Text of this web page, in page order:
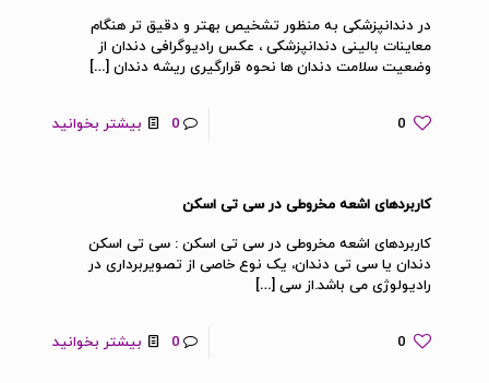
در دندانپزشکی به منظور تشخیص بهتر و دقیق تر هنگام
معاینات بالینی دندانپزشکی ، عکس رادیوگرافی دندان از
وضعیت سلامت دندان ها نحوه قرارگیری ریشه دندان […]
0
0 بیشتر بخوانید
کاربردهای اشعه مخروطی در سی تی اسکن
کاربردهای اشعه مخروطی در سی تی اسکن : سی تی اسکن
دندان یا سی تی دندان، یک نوع خاصی از تصویربرداری در
رادیولوژی می باشد.از سی […]
0
0 بیشتر بخوانید